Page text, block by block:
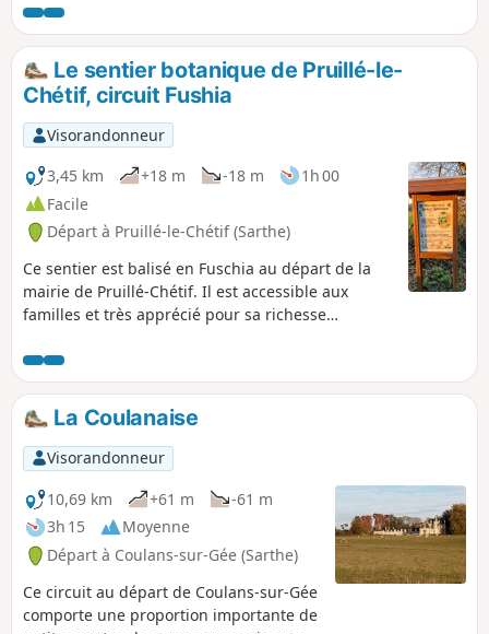
sentiers balisés de la commune, il emprunte
l'incontournable sentier botanique balisé en Fuchsia (3,5
km), ainsi que des portions d'un autre sentier balisé en
Bleu.Le sentier botanique de Pruillé-le-
Chétif, circuit Fushia
Visorandonneur
3,45 km
+18 m -18 m
1h 00
Facile
Départ à Pruillé-le-Chétif (Sarthe)
Ce sentier est balisé en Fuschia au départ de la
mairie de Pruillé-Chétif. Il est accessible aux
familles et très apprécié pour sa richesse
et la flore locales. Il permet également de
découvrir deux anciennes marnières et des arbres
remarquables de type têtard.
La Coulanaise
Visorandonneur
10,69 km
+61 m
-61 m
3h 15
Moyenne
Départ à Coulans-sur-Gée (Sarthe)
Ce circuit au départ de Coulans-sur-Gée
comporte une proportion importante de